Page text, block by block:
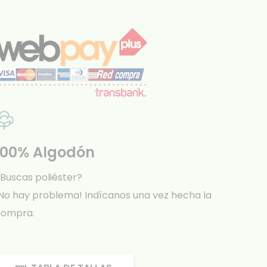
Algodón
poliéster?
hay problema! Indícanos una vez hecha la